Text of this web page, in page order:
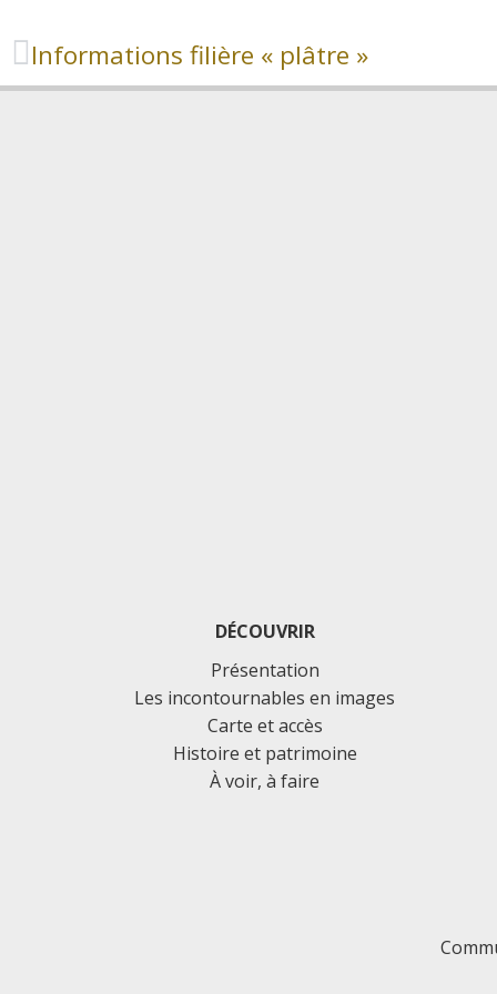
Informations filière « plâtre »
DÉCOUVRIR
Présentation
Les incontournables en images
Carte et accès
Histoire et patrimoine
À voir, à faire